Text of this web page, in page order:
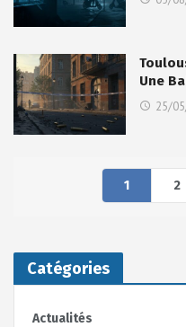
Une
25/
1 2
Catégories
Actualités